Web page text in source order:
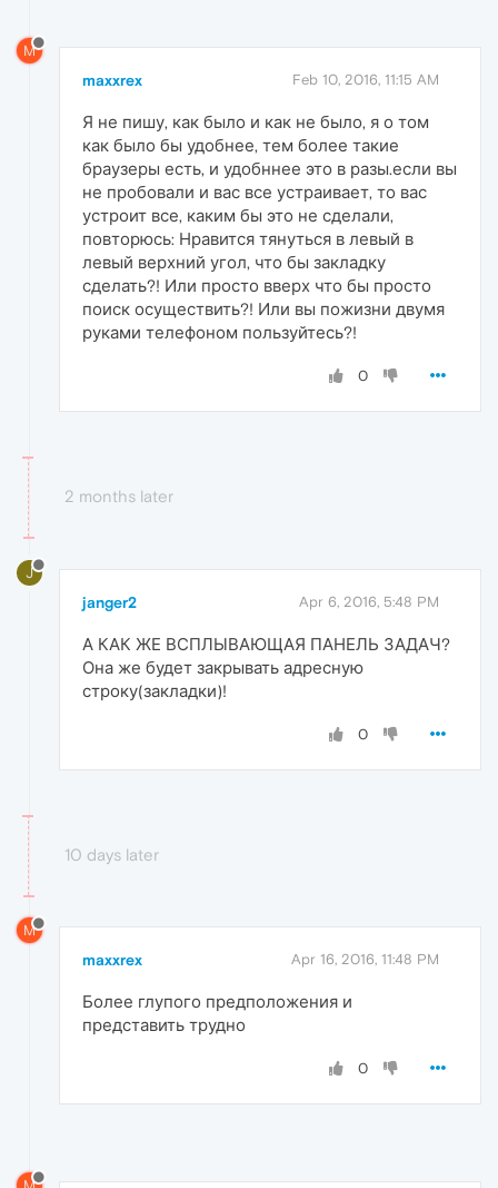
M
maxxrex Feb 10, 2016, 11:15 AM
Я не пишу, как было и как не было, я о том
как было бы удобнее, тем более такие
браузеры есть, и удобннее это в разы.если вы
не пробовали и вас все устраивает, то вас
устроит все, каким бы это не сделали,
повторюсь: Нравится тянуться в левый в
левый верхний угол, что бы закладку
сделать?! Или просто вверх что бы просто
поиск осуществить?! Или вы пожизни двумя
руками телефоном пользуйтесь?!
0
2 months later
J
janger2 Apr 6, 2016, 5:48 PM
А КАК ЖЕ ВСПЛЫВАЮЩАЯ ПАНЕЛЬ ЗАДАЧ?
Она же будет закрывать адресную
строку(закладки)!
0
10 days later
M
maxxrex Apr 16, 2016, 11:48 PM
Более глупого предположения и
представить трудно
0